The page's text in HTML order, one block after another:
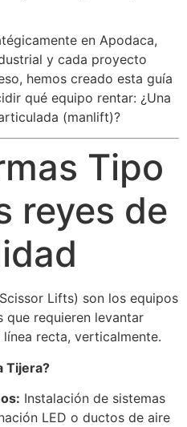
en Apodaca,
y cada proyecto
hemos creado esta guía
qué equipo rentar: ¿Una
(manlift)?
Tipo
reyes de
Lifts) son los equipos
que requieren levantar
recta, verticalmente.
Tijera?
Instalación de sistemas
LED o ductos de aire